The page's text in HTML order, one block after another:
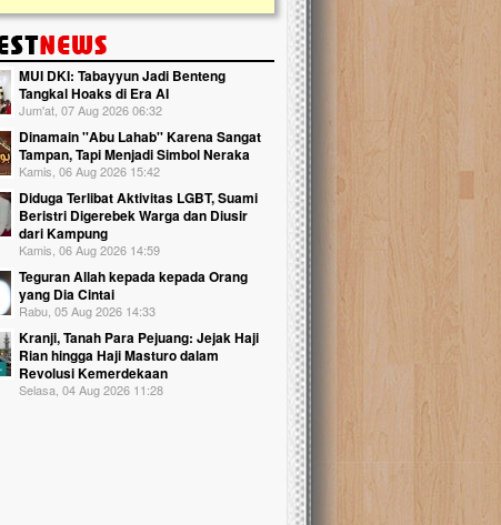
MUI DKI: Tabayyun Jadi Benteng
Tangkal Hoaks di Era AI
Jum'at, 07 Aug 2026 06:32
Dinamain ''Abu Lahab'' Karena Sangat
Tampan, Tapi Menjadi Simbol Neraka
Kamis, 06 Aug 2026 15:42
Diduga Terlibat Aktivitas LGBT, Suami
Beristri Digerebek Warga dan Diusir
dari Kampung
Kamis, 06 Aug 2026 14:59
Teguran Allah kepada kepada Orang
yang Dia Cintai
Rabu, 05 Aug 2026 14:33
Kranji, Tanah Para Pejuang: Jejak Haji
Rian hingga Haji Masturo dalam
Revolusi Kemerdekaan
Selasa, 04 Aug 2026 11:28